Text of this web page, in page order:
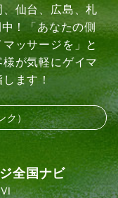
仙台、広島、札
！「あなたの側
ッサージを」と
が気軽にゲイマ
します！
ク）
全国ナビ